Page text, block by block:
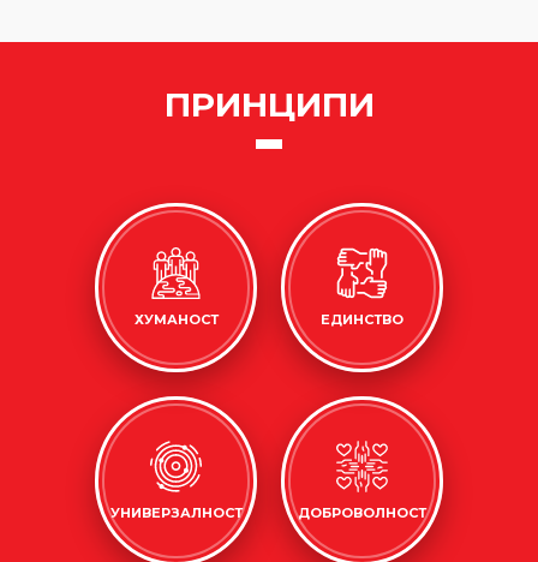
ПРИНЦИПИ
ХУМАНОСТ ЕДИНСТВО
УНИВЕРЗАЛНОСТ ДОБРОВОЛНОСТ